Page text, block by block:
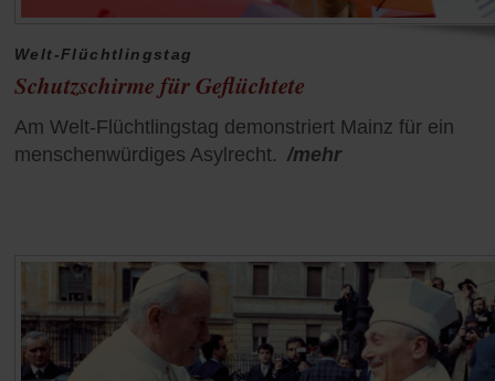
Welt-Flüchtlingstag
Schutzschirme für Geflüchtete
Am Welt-Flüchtlingstag demonstriert Mainz für ein
menschenwürdiges Asylrecht. /mehr